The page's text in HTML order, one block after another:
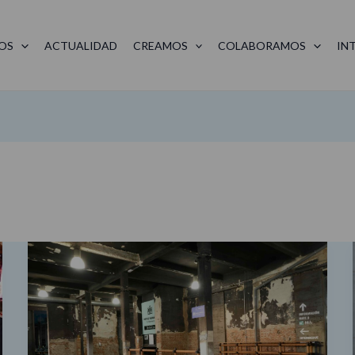
ACTUALIDAD CREAMOS COLABORAMOS
Natural
Connections,
la
muestra
que